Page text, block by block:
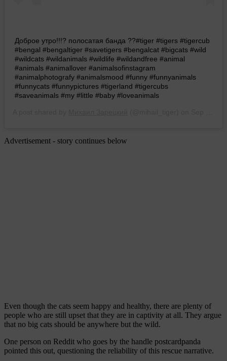
Доброе утро!!!? полосатая банда ??#tiger #tigers #tigercub
#bengal #bengaltiger #savetigers #bengalcat #bigcats #wild
#wildcats #wildanimals #wildlife #wildandfree #animal
#animals #animallover #animalsofinstagram
#animalphotografy #animalsmood #funny #funnyanimals
#funnycats #funnypictures #tigerland #tigercubs
#saveanimals #my #little #baby #loveanimals
Advertisement - story continues below
Even though the cats seem happy and healthy, there are plenty of
people who are still upset that they are in captivity at all. They argue
that no big cats should be anywhere but the wild.
One person on Reddit who goes by the handle postcardpanda
pointed this out, questioning the reliability of this rescue narrative.